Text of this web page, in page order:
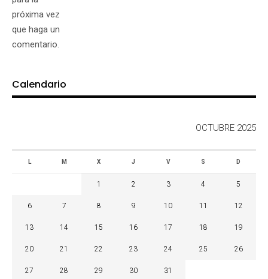
próxima vez
que haga un
comentario.
Calendario
OCTUBRE 2025
L M X J V S D
1 2 3 4 5
6 7 8 9 10 11 12
13 14 15 16 17 18 19
20 21 22 23 24 25 26
27 28 29 30 31